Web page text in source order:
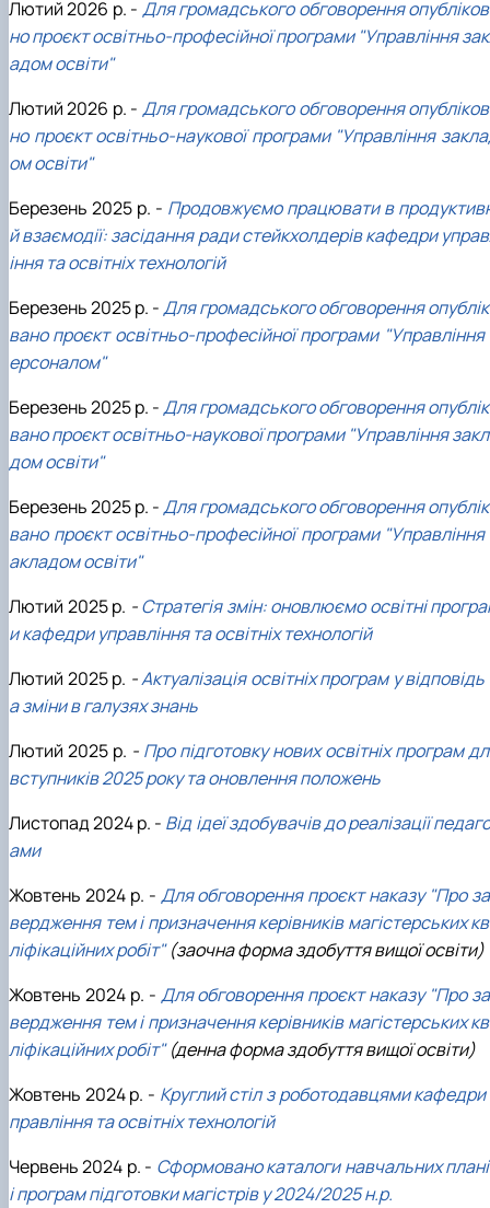
Лютий 2026 р. - Для громадського обговорення
но проєкт освітньо-професійної програми "Управління
адом освіти"
Лютий 2026 р. - Для громадського обговорення
но проєкт освітньо-наукової програми "Управління
ом освіти"
Березень 2025 р. - Продовжуємо працювати в
й взаємодії: засідання ради стейкхолдерів кафедри
іння та освітніх технологій
Березень 2025 р. -Для громадського обговорення
вано проєкт освітньо-професійної програми "Управління
ерсоналом"
Березень 2025 р. -Для громадського обговорення
вано проєкт освітньо-наукової програми "Управління
дом освіти"
Березень 2025 р. -Для громадського обговорення
вано проєкт освітньо-професійної програми "Управління
акладом освіти"
Лютий 2025 р. -Стратегія змін: оновлюємо освітні
и кафедри управління та освітніх технологій
Лютий 2025 р. -Актуалізація освітніх програм у відповідь
а зміни в галузях знань
Лютий 2025 р. - Про підготовку нових освітніх програм
вступників 2025 року та оновлення положень
Листопад 2024 р. - Від ідеї здобувачів до реалізації
ами
Жовтень 2024 р. - Для обговорення проєкт наказу "Про
вердження тем і призначення керівників магістерських
ліфікаційних робіт"(заочна форма здобуття вищої освіти)
Жовтень 2024 р. - Для обговорення проєкт наказу "Про
вердження тем і призначення керівників магістерських
ліфікаційних робіт"(денна форма здобуття вищої освіти)
Жовтень 2024 р. - Круглий стіл з роботодавцями кафедри
правління та освітніх технологій
Червень 2024 р. - Сформовано каталоги навчальних
і програм підготовки магістрів у 2024/2025 н.р.